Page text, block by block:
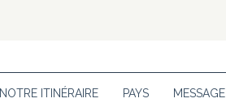
NOTRE ITINÉRAIRE PAYS MESSAGE